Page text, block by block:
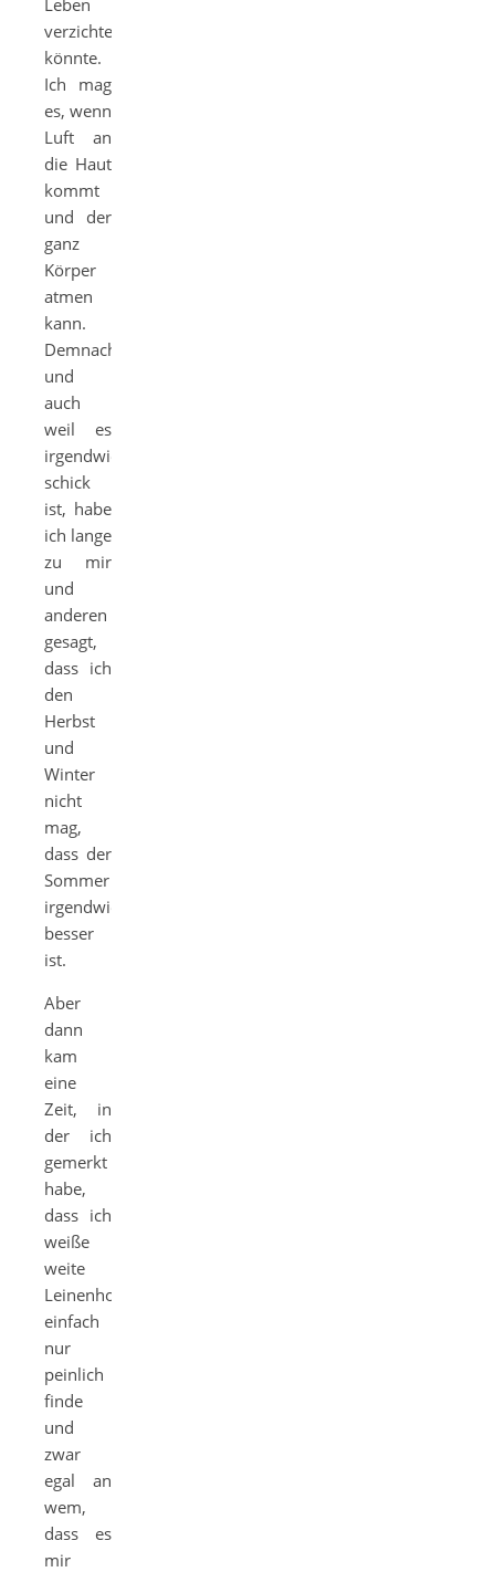
Leben
verzichten
könnte.
Ich mag
es, wenn
Luft an
die Haut
kommt
und der
ganz
Körper
atmen
kann.
Demnach
und
auch
weil es
irgendwie
schick
ist, habe
ich lange
zu mir
und
anderen
gesagt,
dass ich
den
Herbst
und
Winter
nicht
mag,
dass der
Sommer
irgendwie
besser
ist.
Aber
dann
kam
eine
Zeit, in
der ich
gemerkt
habe,
dass ich
weiße
weite
Leinenhosen
einfach
nur
peinlich
finde
und
zwar
egal an
wem,
dass es
mir